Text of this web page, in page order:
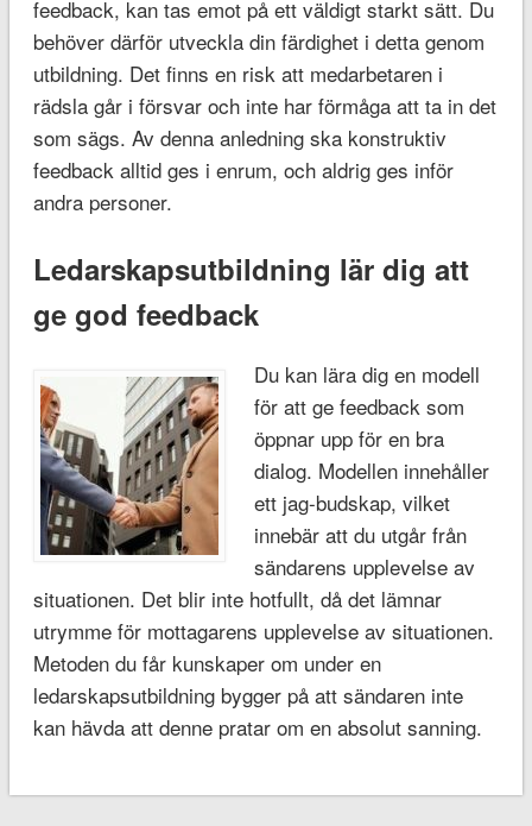
feedback, kan tas emot på ett väldigt starkt sätt. Du
behöver därför utveckla din färdighet i detta genom
utbildning. Det finns en risk att medarbetaren i
rädsla går i försvar och inte har förmåga att ta in det
som sägs. Av denna anledning ska konstruktiv
feedback alltid ges i enrum, och aldrig ges inför
andra personer.
Ledarskapsutbildning lär dig att
ge god feedback
Du kan lära dig en modell
för att ge feedback som
öppnar upp för en bra
dialog. Modellen innehåller
ett jag-budskap, vilket
innebär att du utgår från
sändarens upplevelse av
situationen. Det blir inte hotfullt, då det lämnar
utrymme för mottagarens upplevelse av situationen.
Metoden du får kunskaper om under en
ledarskapsutbildning bygger på att sändaren inte
kan hävda att denne pratar om en absolut sanning.